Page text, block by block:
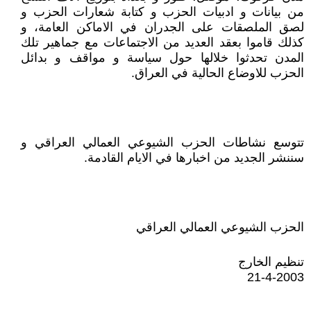
من بيانات و ادبيات الحزب و كتابة شعارات الحزب و
لصق الملصقات على الجدران في الاماكن العامة، و
كذلك قاموا بعقد العديد من الاجتماعات مع جماهير تلك
المدن تحدثوا خلالها حول سياسة و مواقف و بدائل
الحزب للاوضاع الحالية في العراق.
تتوسع نشاطات الحزب الشيوعي العمالي العراقي و
سننشر الجديد من اخبارها في الايام القادمة.
الحزب الشيوعي العمالي العراقي
تنظيم الخارج
21-4-2003